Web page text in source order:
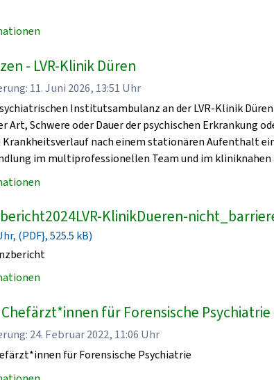
- LVR-Klinik Düren
11. Juni 2026, 13:51 Uhr
Institutsambulanz an der LVR-Klinik
Art, Schwere oder Dauer der psychischen Erkrankung
Krankheitsverlauf nach einem stationären Aufenthalt
im multiprofessionellen Team und im
KlinikDueren-
(PDF}, 525.5 kB)
für Forensische Psychiatrie
24. Februar 2022, 11:06 Uhr
für Forensische Psychiatrie